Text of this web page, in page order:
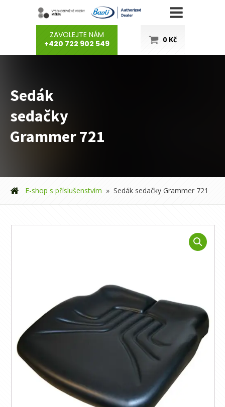
ZAVOLEJTE NÁM
+420 722 902 549
0 Kč
Sedák
sedačky
Grammer 721
E-shop s příslušenstvím » Sedák sedačky Grammer 721